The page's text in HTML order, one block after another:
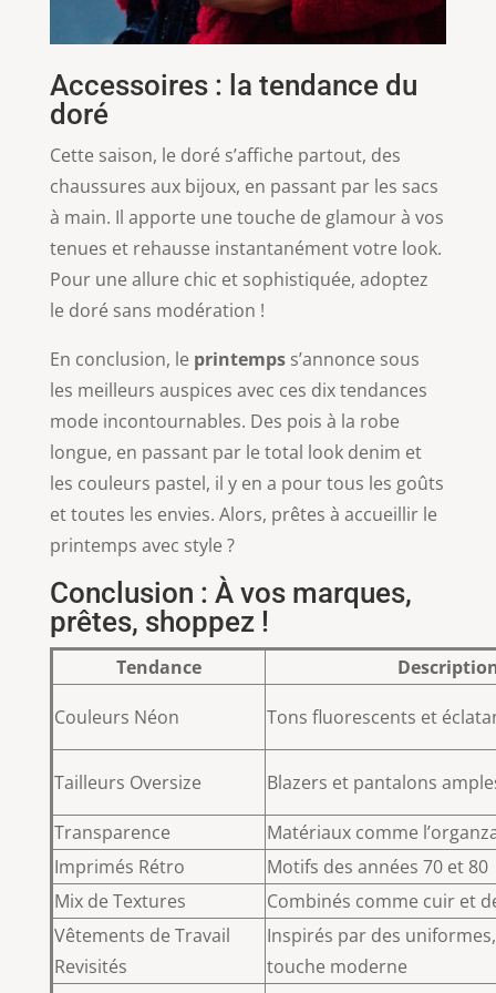
Accessoires : la tendance du
doré
Cette saison, le doré s’affiche partout, des
chaussures aux bijoux, en passant par les sacs
à main. Il apporte une touche de glamour à vos
tenues et rehausse instantanément votre look.
Pour une allure chic et sophistiquée, adoptez
le doré sans modération !
En conclusion, le printemps s’annonce sous
les meilleurs auspices avec ces dix tendances
mode incontournables. Des pois à la robe
longue, en passant par le total look denim et
les couleurs pastel, il y en a pour tous les goûts
et toutes les envies. Alors, prêtes à accueillir le
printemps avec style ?
Conclusion : À vos marques,
prêtes, shoppez !
Tendance
Couleurs Néon Tons fluorescents et
Tailleurs Oversize Blazers et pantalons
Transparence
Matériaux comme
Imprimés Rétro
Motifs des années 70 et 80
Mix de Textures
Combinés comme cuir et
Vêtements de Travail
Revisités
Inspirés par des
touche moderne